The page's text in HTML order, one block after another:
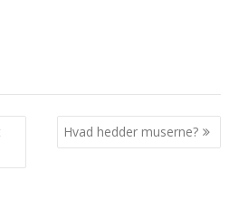
Hvad hedder muserne?